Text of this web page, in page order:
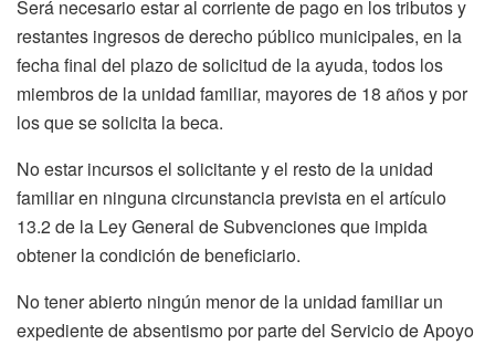
Será necesario estar al corriente de pago en los tributos y
restantes ingresos de derecho público municipales, en la
fecha final del plazo de solicitud de la ayuda, todos los
miembros de la unidad familiar, mayores de 18 años y por
los que se solicita la beca.
No estar incursos el solicitante y el resto de la unidad
familiar en ninguna circunstancia prevista en el artículo
13.2 de la Ley General de Subvenciones que impida
obtener la condición de beneficiario.
No tener abierto ningún menor de la unidad familiar un
expediente de absentismo por parte del Servicio de Apoyo